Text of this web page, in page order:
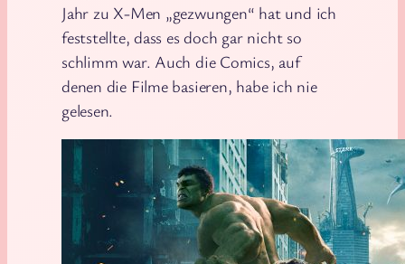
Jahr zu X-Men „gezwungen“ hat und ich
feststellte, dass es doch gar nicht so
schlimm war. Auch die Comics, auf
denen die Filme basieren, habe ich nie
gelesen.